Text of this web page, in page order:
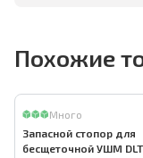
Похожие
Много
Запасной стопор для
бесщеточной УШМ DLT